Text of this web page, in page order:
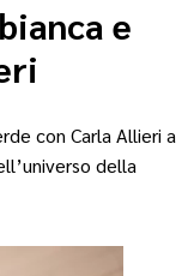
e
con Carla Allieri a
della